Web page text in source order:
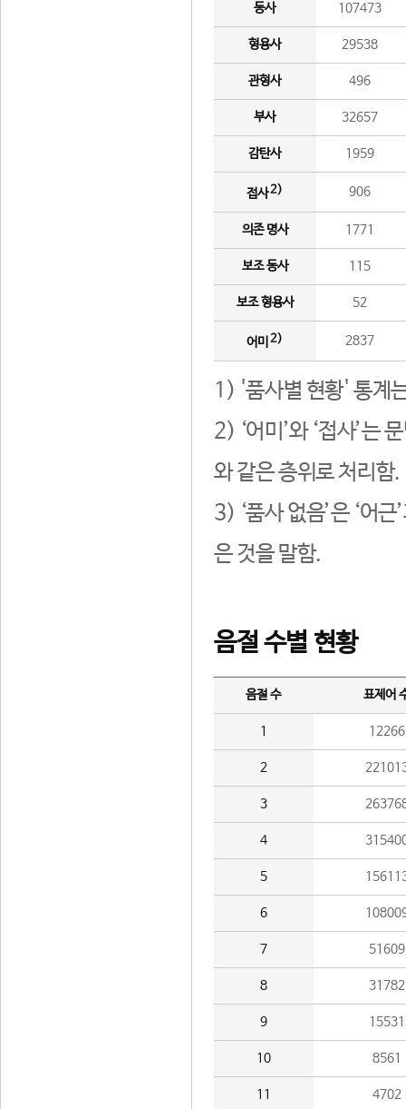
동사 107473
형용사 29538
관형사 496
부사 32657
감탄사 1959
접사2) 906
의존 명사 1771
보조 동사 115
보조 형용사 52
어미 2) 2837
1) '품사별 현황' 통계
2) ‘어미’와 ‘접사’는
와 같은 층위로 처리함.
3) ‘품사 없음’은 ‘어
은 것을 말함.
음절 수별 현황
음절 수 표제어
1 12266
2
3
4
5
6
7 51609
8 31782
9 15531
10 8561
11 4702